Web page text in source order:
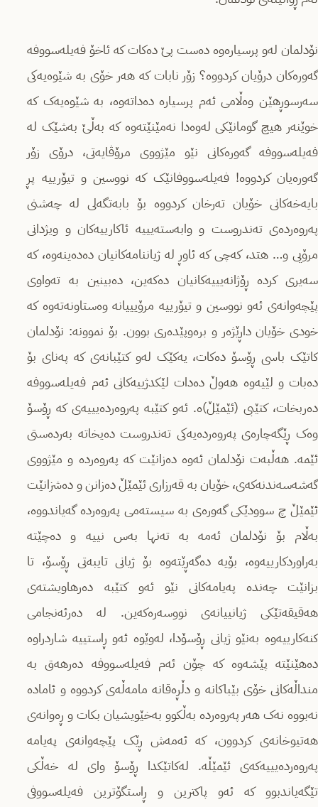
نۆدلمان لەو پرسیارەوە دەست پێ دەکات کە ئاخۆ فەیلەسووفە
گەورەکان درۆیان کردووە؟ زۆر نابات کە هەر خۆی بە شێوەیەکی
سەرسوڕهێن وەڵامی ئەم پرسیارە دەداتەوە، بە شێوەیەک کە
خوێنەر هیچ گومانێکی لەوەدا نەمێنێتەوە کە بەڵێ بەشێک لە
فەیلەسووفە گەورەکانی نێو مێژووی مرۆڤایەتی، درۆی زۆر
گەورەیان کردووه! فەیلەسووفانێک کە نووسین و تیۆرییە پڕ
بایەخەکانی خۆیان تەرخان کردووە بۆ بابەتگەلی لە چەشنی
پەروەردەی تەندروست و وابەستەیییە ئاکارییەکان و ویژدانی
مرۆیی و… هتد، کەچی کە ئاوڕ لە ژیاننامەکانیان دەدەینەوە، کە
سەیری کردە ڕۆژانەیییەکانیان دەکەین، دەبینین بە تەواوی
پێچەوانەی ئەو نووسین و تیۆرییە مرۆیییانە وەستاونەتەوە کە
خودی خۆیان داڕێژەر و برەوپێدەری بوون. بۆ نموونە: نۆدلمان
کاتێک باسی ڕۆسۆ دەکات، یەکێک لەو کتێبانەی کە پەنای بۆ
دەبات و لێیەوە هەوڵ دەدات لێکدژییەکانی ئەم فەیلەسووفە
دەربخات، کتێبی (ئێمێڵ)ە. ئەو کتێبە پەروەردەیییەی کە ڕۆسۆ
وەک ڕێگەچارەی پەروەردەیەکی تەندروست دەیخاتە بەردەستی
ئێمە. هەڵبەت نۆدلمان ئەوە دەزانێت کە پەروەردە و مێژووی
گەشەسەندنەکەی، خۆیان بە قەرزاری ئێمێڵ دەزانن و دەشزانێت
ئێمێڵ چ سوودێکی گەورەی بە سیستەمی پەروەردە گەیاندووە،
بەڵام بۆ نۆدلمان ئەمە بە تەنها بەس نییە و دەچێتە
بەراوردکارییەوە، بۆیە دەگەڕێتەوە بۆ ژیانی تایبەتی ڕۆسۆ، تا
بزانێت چەندە پەیامەکانی نێو ئەو کتێبە دەرهاویشتەی
هەقیقەتێکی ژیانییانەی نووسەرەکەین. لە دەرئەنجامی
کنەکارییەوە بەنێو ژیانی ڕۆسۆدا، لەوێوە ئەو ڕاستییە شاردراوە
دەهێنێتە پێشەوە کە چۆن ئەم فەیلەسووفە دەرهەق بە
منداڵەکانی خۆی بێباکانە و دڵڕەقانە مامەڵەی کردووە و ئامادە
نەبووە نەک هەر پەروەردە بەڵکوو بەخێویشیان بکات و ڕەوانەی
هەتیوخانەی کردوون، کە ئەمەش ڕێک پێچەوانەی پەیامە
پەروەردەیییەکەی ئێمێڵە. لەکاتێکدا ڕۆسۆ وای لە خەڵکی
تێگەیاندبوو کە ئەو پاکترین و ڕاستگۆترین فەیلەسووفی